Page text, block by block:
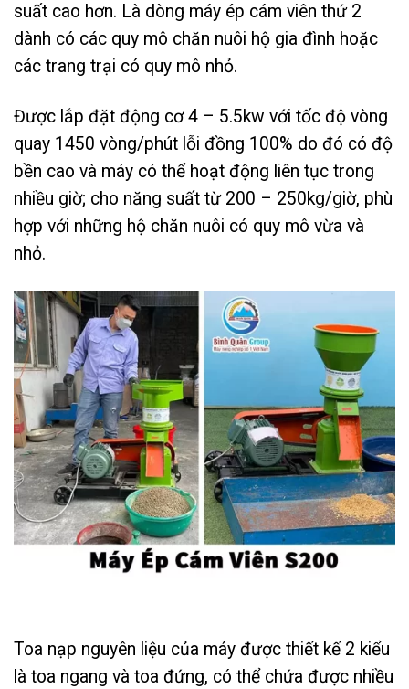
suất cao hơn. Là dòng máy ép cám viên thứ 2
dành có các quy mô chăn nuôi hộ gia đình hoặc
các trang trại có quy mô nhỏ.
Được lắp đặt động cơ 4 – 5.5kw với tốc độ vòng
quay 1450 vòng/phút lỗi đồng 100% do đó có độ
bền cao và máy có thể hoạt động liên tục trong
nhiều giờ; cho năng suất từ 200 – 250kg/giờ, phù
hợp với những hộ chăn nuôi có quy mô vừa và
nhỏ.
Toa nạp nguyên liệu của máy được thiết kế 2 kiểu
là toa ngang và toa đứng, có thể chứa được nhiều